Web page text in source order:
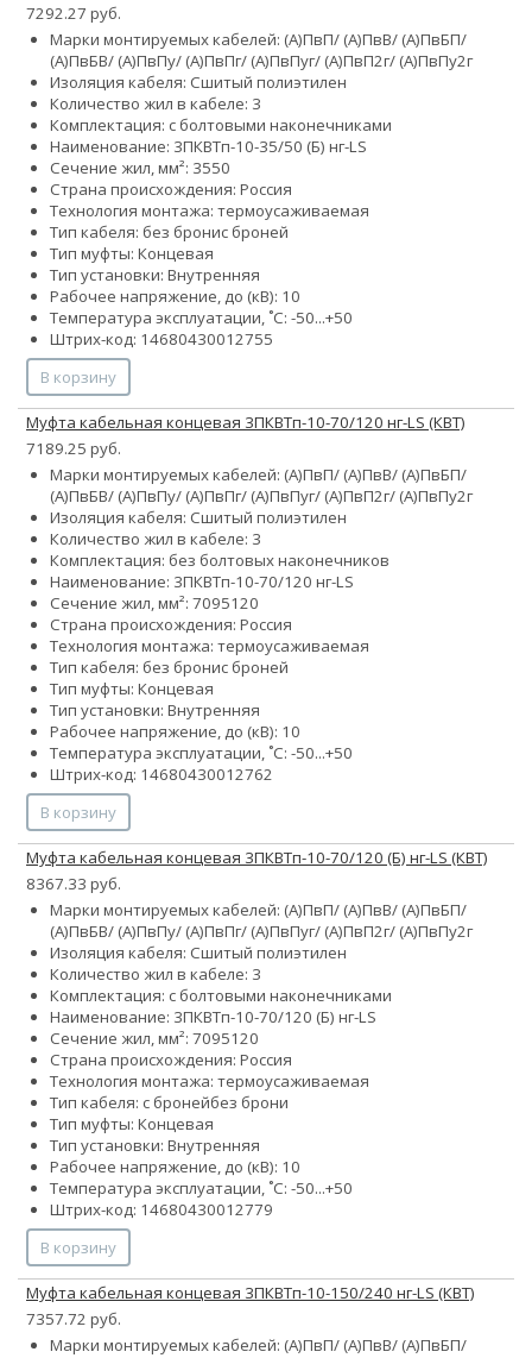
7292.27 руб.
Марки монтируемых кабелей: (А)ПвП/ (А)ПвВ/ (А)ПвБП/
(А)ПвБВ/ (А)ПвПу/ (А)ПвПг/ (А)ПвПуг/ (А)ПвП2г/ (А)ПвПу2г
Изоляция кабеля: Сшитый полиэтилен
Количество жил в кабеле: 3
Комплектация: с болтовыми наконечниками
Наименование: 3ПКВТп-10-35/50 (Б) нг-LS
Сечение жил, мм²: 3550
Страна происхождения: Россия
Технология монтажа: термоусаживаемая
Тип кабеля: без бронис броней
Тип муфты: Концевая
Тип установки: Внутренняя
Рабочее напряжение, до (кВ): 10
Температура эксплуатации, ˚С: -50...+50
Штрих-код: 14680430012755
В корзину
Муфта кабельная концевая 3ПКВТп-10-70/120 нг-LS (КВТ)
7189.25 руб.
Марки монтируемых кабелей: (А)ПвП/ (А)ПвВ/ (А)ПвБП/
(А)ПвБВ/ (А)ПвПу/ (А)ПвПг/ (А)ПвПуг/ (А)ПвП2г/ (А)ПвПу2г
Изоляция кабеля: Сшитый полиэтилен
Количество жил в кабеле: 3
Комплектация: без болтовых наконечников
Наименование: 3ПКВТп-10-70/120 нг-LS
Сечение жил, мм²: 7095120
Страна происхождения: Россия
Технология монтажа: термоусаживаемая
Тип кабеля: без бронис броней
Тип муфты: Концевая
Тип установки: Внутренняя
Рабочее напряжение, до (кВ): 10
Температура эксплуатации, ˚С: -50...+50
Штрих-код: 14680430012762
В корзину
Муфта кабельная концевая 3ПКВТп-10-70/120 (Б) нг-LS (КВТ)
8367.33 руб.
Марки монтируемых кабелей: (А)ПвП/ (А)ПвВ/ (А)ПвБП/
(А)ПвБВ/ (А)ПвПу/ (А)ПвПг/ (А)ПвПуг/ (А)ПвП2г/ (А)ПвПу2г
Изоляция кабеля: Сшитый полиэтилен
Количество жил в кабеле: 3
Комплектация: с болтовыми наконечниками
Наименование: 3ПКВТп-10-70/120 (Б) нг-LS
Сечение жил, мм²: 7095120
Страна происхождения: Россия
Технология монтажа: термоусаживаемая
Тип кабеля: с бронейбез брони
Тип муфты: Концевая
Тип установки: Внутренняя
Рабочее напряжение, до (кВ): 10
Температура эксплуатации, ˚С: -50...+50
Штрих-код: 14680430012779
В корзину
Муфта кабельная концевая 3ПКВТп-10-150/240 нг-LS (КВТ)
7357.72 руб.
Марки монтируемых кабелей: (А)ПвП/ (А)ПвВ/ (А)ПвБП/